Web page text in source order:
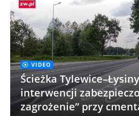
VIDEO
Ścieżka
interwencji
zagrożenie” przy